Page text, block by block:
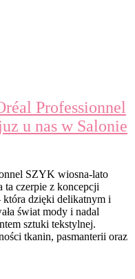
Professionnel
u nas w Salonie
SZYK wiosna-lato
czerpie z koncepcji
która dzięki delikatnym i
świat mody i nadal
sztuki tekstylnej.
tkanin, pasmanterii oraz